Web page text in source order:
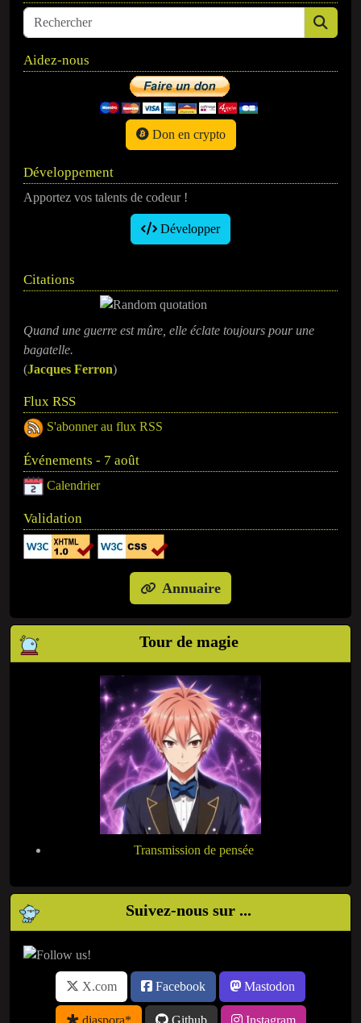
Aidez-nous
Don en crypto
Développement
Apportez vos talents de codeur !
Développer
Citations
Quand une guerre est mûre, elle éclate toujours pour une
bagatelle.
(Jacques Ferron)
Flux RSS
S'abonner au flux RSS
Événements - 7 août
Calendrier
Validation
Annuaire
Tour de magie
Transmission de pensée
Suivez-nous sur ...
X.com Facebook Mastodon
diaspora* Github Instagram